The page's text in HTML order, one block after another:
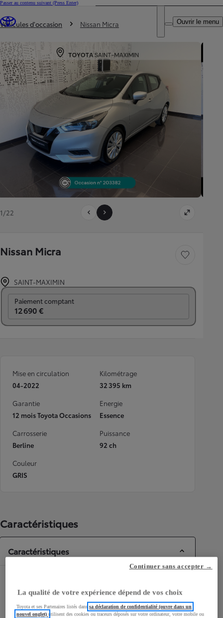
Passer au contenu suivant (Press Enter)
Trouvez un partenaire Toyota
DEALER NAME
Ouvrir le menu
Vous êtes ici
Véhicules d'occasion Nissan Micra
1/22
Nissan Micra Sauvegarder le
SAINT-MAXIMIN
Paiement comptant
12 690 €
Mise en circulation
04-2022
Kilométrage
32 395 km
Garantie
12 mois Toyota Occasions
Energie
Essence
Carrosserie
Berline
Puissance
92 ch
Couleur
GRIS
Caractéristiques
Caractéristiques
5
Places
5
La qualité de votre expérience dépend de vos choix
Toyota et ses Partenaires listés danssa déclaration de confidentialité (ouvre dans un
nouvel onglet)utilisent des cookies ou traceurs déposés sur votre ordinateur, votre mobile ou
Continuer sans accepter →